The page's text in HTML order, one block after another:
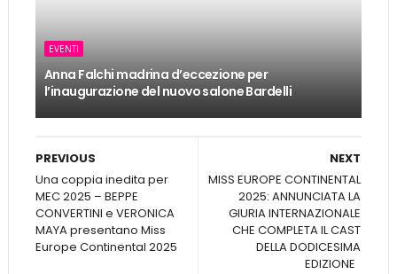
EVENTI
Anna Falchi madrina d’eccezione per
l’inaugurazione del nuovo salone Bardelli
NEXT
MISS EUROPE CONTINENTAL
2025: ANNUNCIATA LA
GIURIA INTERNAZIONALE
CHE COMPLETA IL CAST
DELLA DODICESIMA
EDIZIONE
PREVIOUS
Una coppia inedita per
MEC 2025 – BEPPE
CONVERTINI e VERONICA
MAYA presentano Miss
Europe Continental 2025